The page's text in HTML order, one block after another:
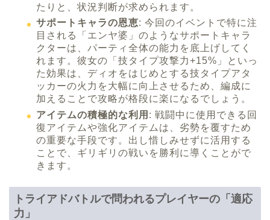
たりと、状況判断が求められます。
サポートキャラの恩恵: 今回のイベントで特に注
目される「エンヤ婆」のようなサポートキャラ
クターは、パーティ全体の能力を底上げしてく
れます。彼女の「技タイプ攻撃力+15%」といっ
た効果は、ディオをはじめとする技タイプアタ
ッカーの火力を大幅に向上させるため、編成に
加えることで攻略が格段に楽になるでしょう。
アイテムの積極的な利用 : 戦闘中に使用できる回
復アイテムや強化アイテムは、劣勢を覆すため
の重要な手段です。出し惜しみせずに活用する
ことで、ギリギリの戦いを勝利に導くことがで
きます。
トライアドバトルで問われるプレイヤーの「適応
力」